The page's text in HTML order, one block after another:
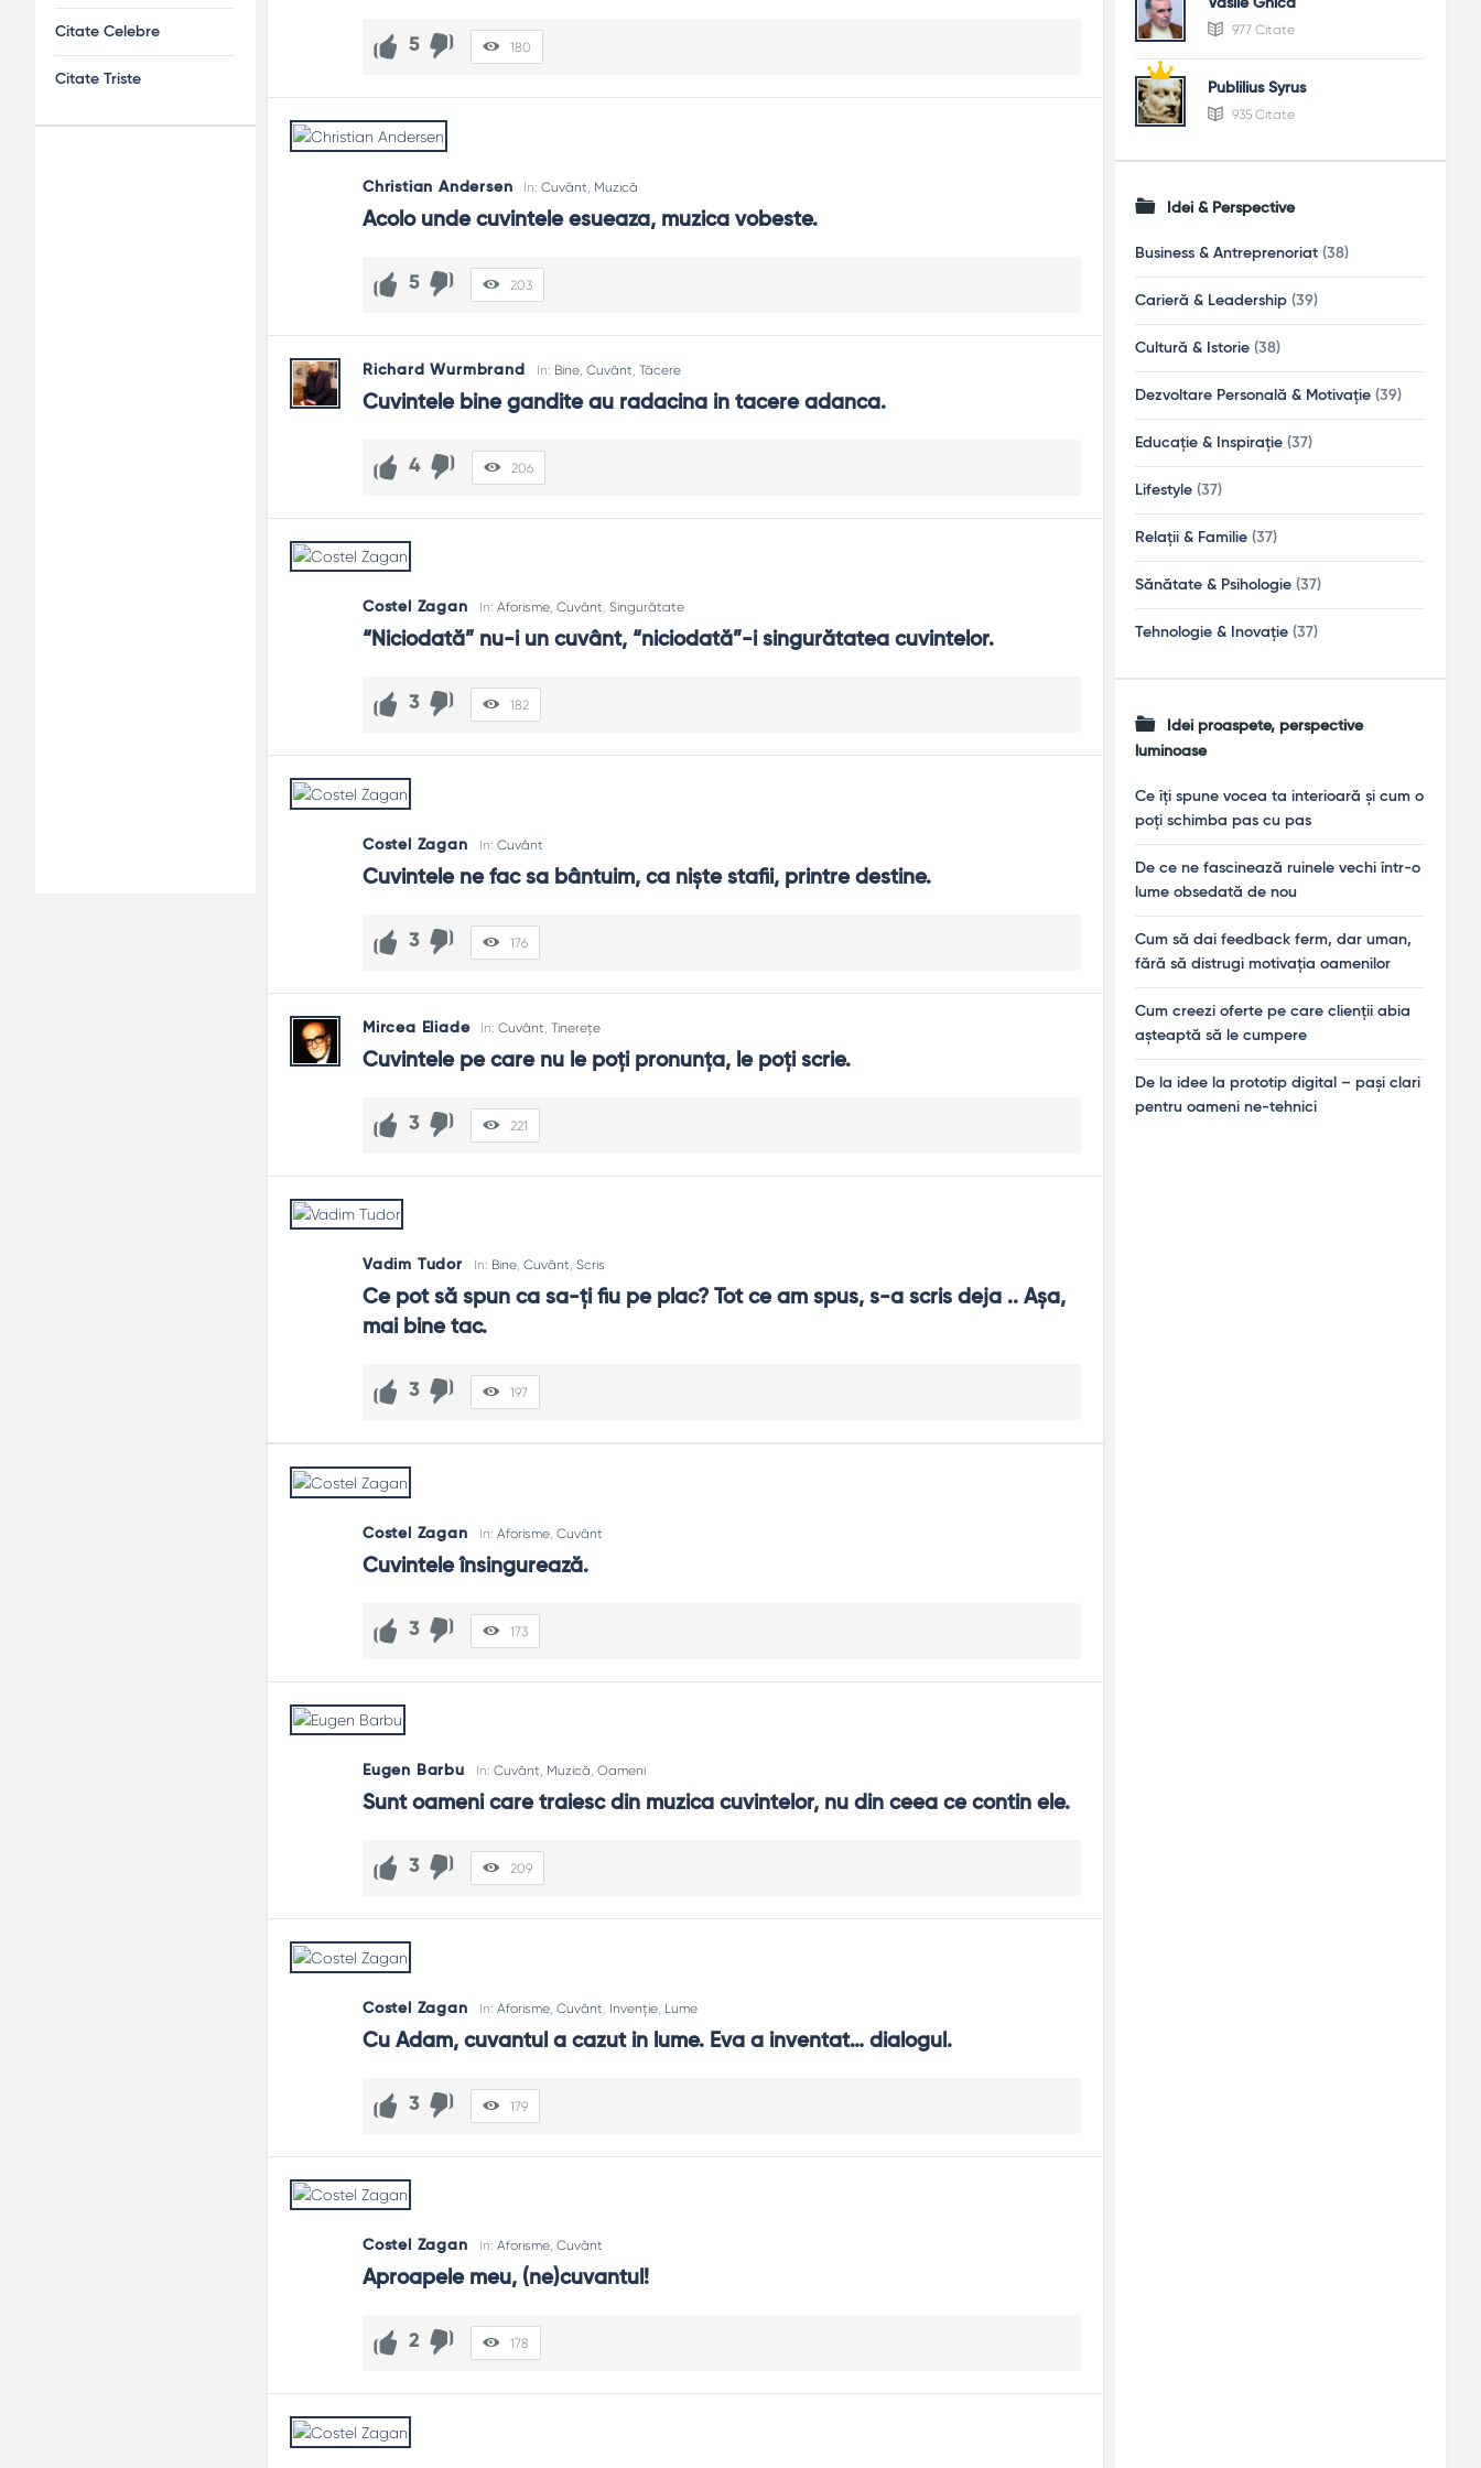
5 180
Christian Andersen In:Cuvânt Muzică
Acolo unde cuvintele esueaza, muzica vobeste.
5 203
Richard Wurmbrand In: Bine, Cuvânt Tăcere
Cuvintele bine gandite au radacina in tacere adanca.
4 206
Costel Zagan In: Aforisme, Cuvânt, Singurătate
“Niciodată” nu-i un cuvânt, “niciodată”-i singurătatea cuvintelor.
3 182
Costel Zagan In: Cuvânt
Cuvintele ne fac sa bântuim, ca niște stafii, printre destine.
3 176
Mircea Eliade In:Cuvânt ,Tinerețe
Cuvintele pe care nu le poţi pronunţa, le poţi scrie.
3 221
Vadim Tudor In: Bine, Cuvânt, Scris
Ce pot să spun ca sa-ți fiu pe plac? Tot ce am spus, s-a scris deja .. Așa,
mai bine tac.
3 197
Costel Zagan In: Aforisme, Cuvânt
Cuvintele însingurează.
3 173
Eugen Barbu In: Cuvânt, Muzică, Oameni
Sunt oameni care traiesc din muzica cuvintelor, nu din ceea ce contin ele.
3 209
Costel Zagan In: Aforisme, Cuvânt Invenție, Lume
Cu Adam, cuvantul a cazut in lume. Eva a inventat… dialogul.
3 179
Costel Zagan In: Aforisme, Cuvânt
Aproapele meu, (ne)cuvantul!
2 178
Vasile Ghica
977 Citate
Publilius Syrus
935 Citate
Idei & Perspective
Business & Antreprenoriat (38)
Carieră & Leadership (39)
Cultură & Istorie (38)
Dezvoltare Personală & Motivație (39)
Educație & Inspirație (37)
Lifestyle (37)
Relații & Familie (37)
Sănătate & Psihologie (37)
Tehnologie & Inovație (37)
Idei proaspete, perspective
luminoase
Ce îți spune vocea ta interioară și cum o
poți schimba pas cu pas
De ce ne fascinează ruinele vechi într-o
lume obsedată de nou
Cum să dai feedback ferm, dar uman,
fără să distrugi motivația oamenilor
Cum creezi oferte pe care clienții abia
așteaptă să le cumpere
De la idee la prototip digital – pași clari
pentru oameni ne-tehnici
Citate Celebre
Citate Triste